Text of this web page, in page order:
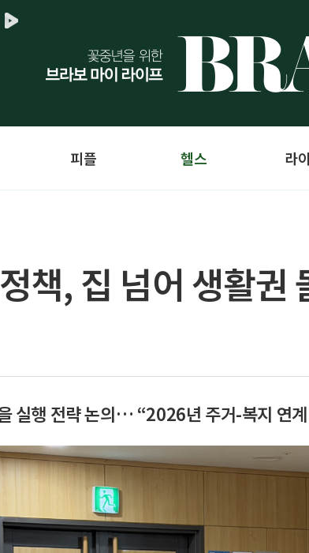
피플 헬스 라
책, 집 넘어 생활권
실행 전략 논의… “2026년 주거-복지 연